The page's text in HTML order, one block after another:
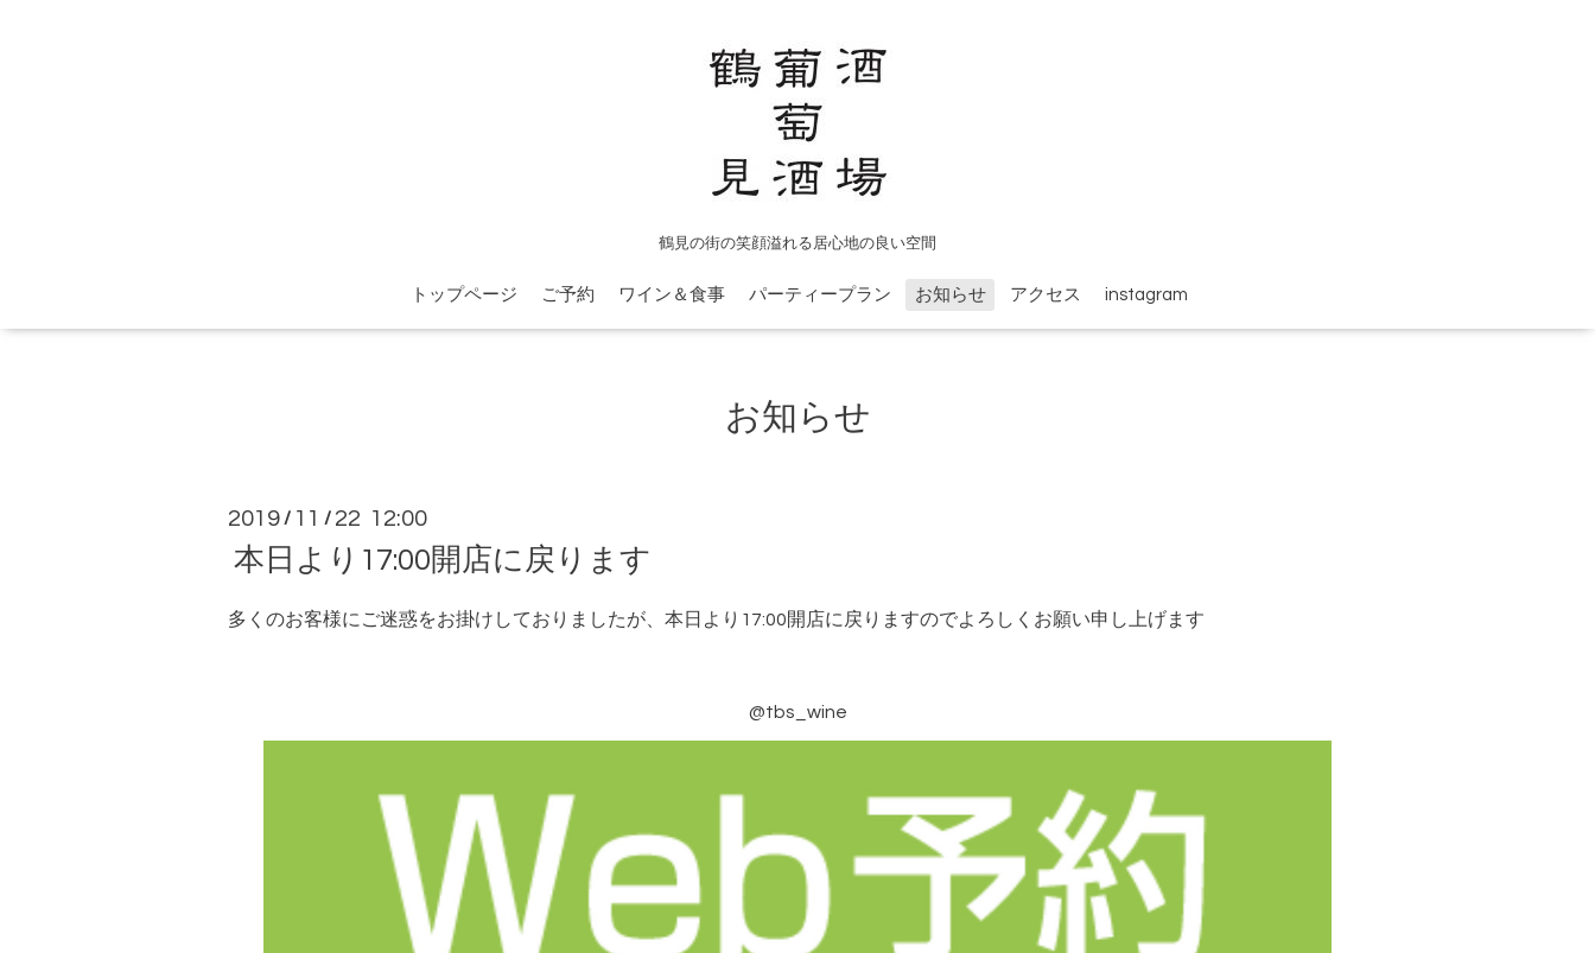
鶴見の街の笑顔溢れる居心地の良い空間
トップページ ご予約 ワイン＆食事 パーティープラン お知らせ アクセス instagram
お知らせ
2019 / 11 / 22 12:00
本日より17:00開店に戻ります
多くのお客様にご迷惑をお掛けしておりましたが、本日より17:00開店に戻りますのでよろしくお願い申し上げます
@tbs_wine